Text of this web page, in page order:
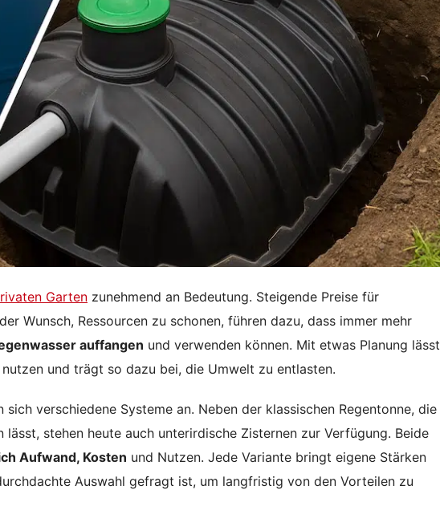
Garten zunehmend an Bedeutung. Steigende Preise für
Wunsch, Ressourcen zu schonen, führen dazu, dass immer mehr
auffangen und verwenden können. Mit etwas Planung lässt
und trägt so dazu bei, die Umwelt zu entlasten.
sich verschiedene Systeme an. Neben der klassischen Regentonne, die
stehen heute auch unterirdische Zisternen zur Verfügung. Beide
Aufwand, Kosten und Nutzen. Jede Variante bringt eigene Stärken
Auswahl gefragt ist, um langfristig von den Vorteilen zu